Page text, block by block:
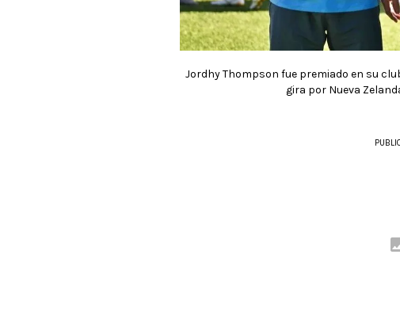
Jordhy Thompson fue premiado en su
gira por Nueva